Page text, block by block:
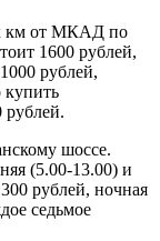
км от МКАД по
1600 рублей,
рублей,
рублей.
шоссе.
(5.00-13.00) и
рублей, ночная
седьмое